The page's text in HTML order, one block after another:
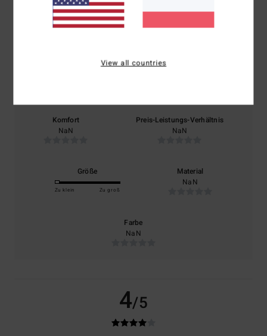
Durchschnittliche Bewertung
4.0
Komfort
NaN
Preis-Leistungs-Verhältnis
NaN
Größe
Zu klein Zu groß
Material
NaN
Farbe
NaN
4/5
View all countries